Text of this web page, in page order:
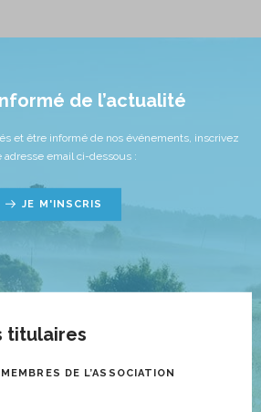
de l’actualité
et être informé de nos événements, inscrivez
adresse email ci-dessous :
JE M'INSCRIS
titulaires
DE L’ASSOCIATION